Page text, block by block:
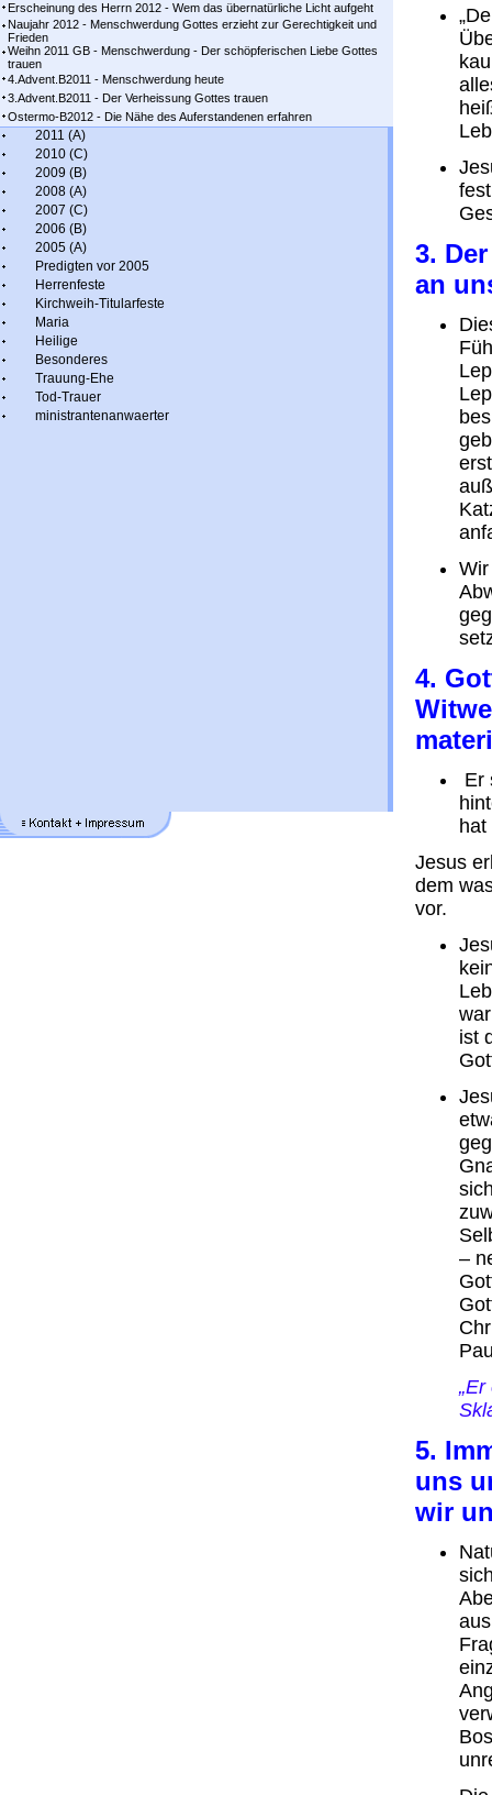
Erscheinung des Herrn 2012 - Wem das übernatürliche Licht aufgeht
Naujahr 2012 - Menschwerdung Gottes erzieht zur Gerechtigkeit und
Frieden
Weihn 2011 GB - Menschwerdung - Der schöpferischen Liebe Gottes
trauen
4.Advent.B2011 - Menschwerdung heute
3.Advent.B2011 - Der Verheissung Gottes trauen
Ostermo-B2012 - Die Nähe des Auferstandenen erfahren
2011 (A)
2010 (C)
2009 (B)
2008 (A)
2007 (C)
2006 (B)
2005 (A)
Predigten vor 2005
Herrenfeste
Kirchweih-Titularfeste
Maria
Heilige
Besonderes
Trauung-Ehe
Tod-Trauer
ministrantenanwaerter
3.
an
4.
Er
Jesus
dem
vor.
ist
–
5.
uns
wir